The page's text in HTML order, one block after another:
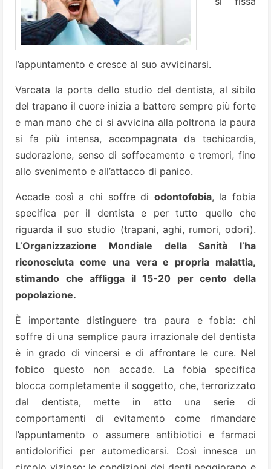
l’appuntamento e cresce al suo avvicinarsi.
Varcata la porta dello studio del dentista, al sibilo
del trapano il cuore inizia a battere sempre più forte
e man mano che ci si avvicina alla poltrona la paura
si fa più intensa, accompagnata da tachicardia,
sudorazione, senso di soffocamento e tremori, fino
allo svenimento e all’attacco di panico.
Accade così a chi soffre di odontofobia, la fobia
specifica per il dentista e per tutto quello che
riguarda il suo studio (trapani, aghi, rumori, odori).
L’Organizzazione Mondiale della Sanità l’ha
riconosciuta come una vera e propria malattia,
stimando che affligga il 15-20 per cento della
popolazione.
È importante distinguere tra paura e fobia: chi
soffre di una semplice paura irrazionale del dentista
è in grado di vincersi e di affrontare le cure. Nel
fobico questo non accade. La fobia specifica
blocca completamente il soggetto, che, terrorizzato
dal dentista, mette in atto una serie di
comportamenti di evitamento come rimandare
l’appuntamento o assumere antibiotici e farmaci
antidolorifici per automedicarsi. Così innesca un